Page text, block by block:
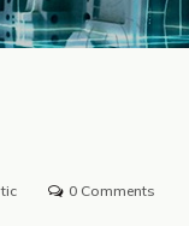
tic 0 Comments